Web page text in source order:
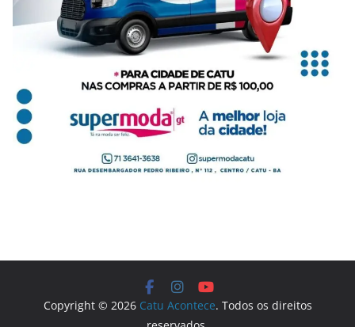
Copyright © 2026 Catu Acontece. Todos os direitos